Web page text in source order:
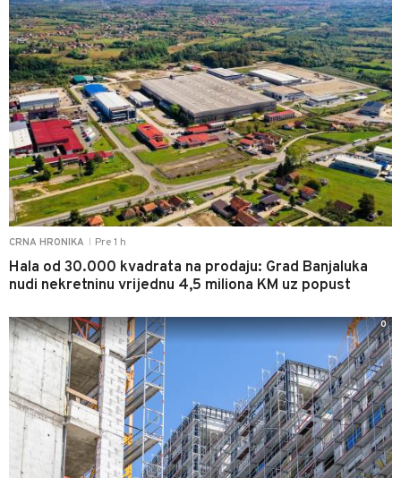
CRNA HRONIKA Pre 1 h
Hala od 30.000 kvadrata na prodaju: Grad Banjaluka
nudi nekretninu vrijednu 4,5 miliona KM uz popust
0